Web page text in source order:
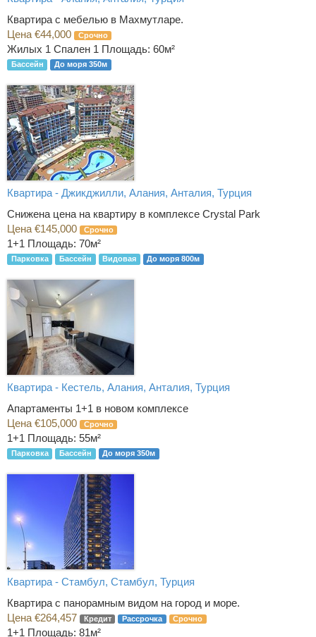
Квартира с мебелью в Махмутларе.
Цена €44,000
Срочно
Жилых 1 Спален 1 Площадь: 60м²
Бассейн До моря 350м
Квартира - Джикджилли, Алания, Анталия, Турция
Снижена цена на квартиру в комплексе Crystal Park
Цена €145,000
Срочно
1+1 Площадь: 70м²
Парковка Бассейн Видовая До моря 800м
Квартира - Кестель, Алания, Анталия, Турция
Апартаменты 1+1 в новом комплексе
Цена €105,000
Срочно
1+1 Площадь: 55м²
Парковка Бассейн До моря 350м
Квартира - Стамбул, Стамбул, Турция
Квартира с панорамным видом на город и море.
Цена €264,457
Кредит Рассрочка Срочно
1+1 Площадь: 81м²